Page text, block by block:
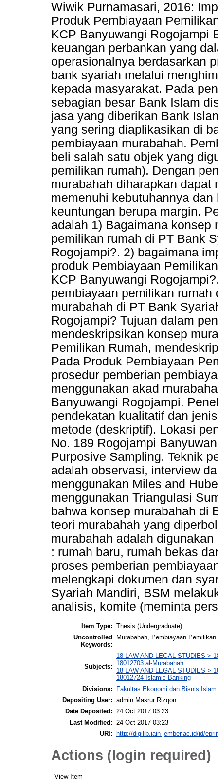
Wiwik Purnamasari, 2016:
Produk Pembiayaan
KCP Banyuwangi Rogojampi
keuangan perbankan yang
operasionalnya berdasarkan
bank syariah melalui
kepada masyarakat. Pada
sebagian besar Bank Islam
jasa yang diberikan Bank
yang sering diaplikasikan di
pembiayaan murabahah.
beli salah satu objek yang
pemilikan rumah). Dengan
murabahah diharapkan dapat
memenuhi kebutuhannya
keuntungan berupa margin.
adalah 1) Bagaimana konsep
pemilikan rumah di PT Bank
Rogojampi?. 2) bagaimana
produk Pembiayaan
KCP Banyuwangi
pembiayaan pemilikan
murabahah di PT Bank
Rogojampi? Tujuan dalam
mendeskripsikan konsep
Pemilikan Rumah,
Pada Produk Pembiayaan
prosedur pemberian
menggunakan akad
Banyuwangi Rogojampi.
pendekatan kualitatif dan
metode (deskriptif). Lokasi
No. 189 Rogojampi
Purposive Sampling. Teknik
adalah observasi, interview
menggunakan Miles and
menggunakan Triangulasi
bahwa konsep murabahah di
teori murabahah yang
murabahah adalah
: rumah baru, rumah bekas
proses pemberian
melengkapi dokumen dan
Syariah Mandiri, BSM
analisis, komite (meminta
Item Type: Thesis (Undergraduate)
Uncontrolled
Keywords:
Murabahah, Pembiayaan Pemilikan
Subjects:
18 LAW AND LEGAL STUDIES >
18012703 al-Murabahah
18 LAW AND LEGAL STUDIES >
18012724 Islamic Banking
Divisions:
Fakultas Ekonomi dan Bisnis
Depositing User: admin Masrur Rizqon
Date Deposited:
24 Oct 2017 03:23
Last Modified:
24 Oct 2017 03:23
URI:
http://digilib.iain-jember.ac.id/id/
Actions (login required)
View Item